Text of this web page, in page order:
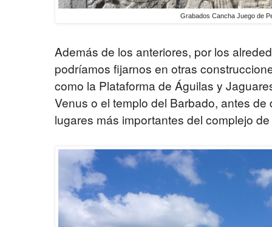
Grabados Cancha Juego de
Además de los anteriores, por los
podríamos fijarnos en otras
como la Plataforma de Águilas y
Venus o el templo del Barbado, antes
lugares más importantes del complejo